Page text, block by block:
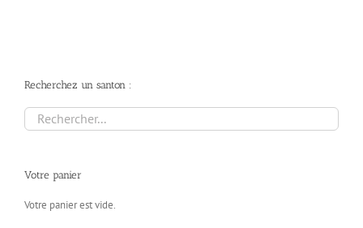
Recherchez un santon :
Votre panier
Votre panier est vide.